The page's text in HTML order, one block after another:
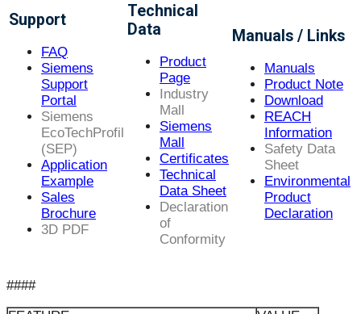
Support
FAQ
Siemens
Support
Portal
Siemens
EcoTechProfil
(SEP)
Application
Example
Sales
Brochure
3D PDF
Technical
Data
Product
Page
Industry
Mall
Siemens
Mall
Certificates
Technical
Data Sheet
Declaration
of
Conformity
Manuals / Links
Manuals
Product Note
Download
REACH
Information
Safety Data
Sheet
Environmental
Product
Declaration
####